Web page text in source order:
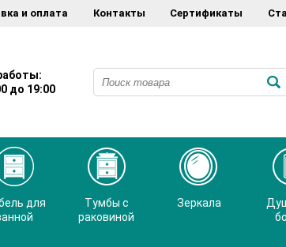
и оплата Контакты Сертификаты
до 19:00
для
Тумбы с
раковиной
Зеркала